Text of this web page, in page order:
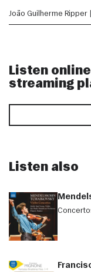
João Guilherme Ripper
Listen
streaming
Listen also